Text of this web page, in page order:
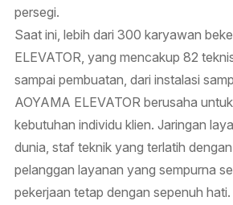
persegi.
Saat ini, lebih dari 300 karyawan
ELEVATOR, yang mencakup 82
sampai pembuatan, dari instalasi
AOYAMA ELEVATOR berusaha
kebutuhan individu klien. Jaringan
dunia, staf teknik yang terlatih
pelanggan layanan yang sempurna
pekerjaan tetap dengan sepenuh hati.